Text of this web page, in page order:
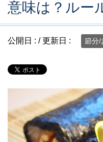
意味は？ルー
公開日 : / 更新日 : 節分/